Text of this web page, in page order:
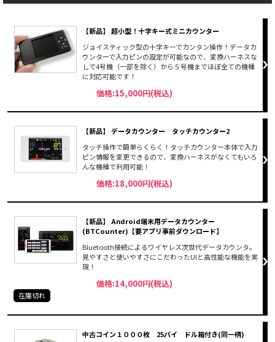
【新品】 超小型！十字キー式ミニカウンター
ジョイスティック型の十字キーでカンタン操作！データカ
ウンターで入力ピンの設定が可能なので、変換ハーネスな
しで4号機（一部を除く）から５号機までほぼ全ての機種
に対応可能です！
価格:15,000円(税込)
【新品】 データカウンター タッチカウンター2
タッチ操作で簡単らくらく！タッチカウンター本体で入力
ピン情報を変更できるので、変換ハーネスがなくてもいろ
んな機種で利用可能！
価格:18,000円(税込)
【新品】 Android端末用データカウンター
(BTCounter)【要アプリ事前ダウンロード】
Bluetooth接続によるワイヤレス次世代データカウンタ。
見やすさと使いやすさにこだわったUIと高性能な機能を実
現！
価格:14,000円(税込)
在庫切れ
中古コイン１０００枚 25パイ ドル箱付き(同一柄)